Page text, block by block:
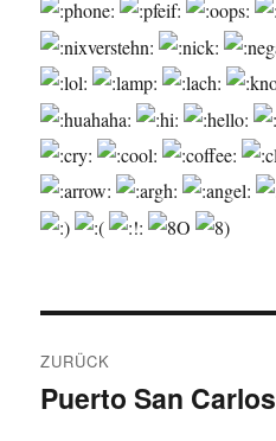
ZURÜCK
Vorheriger
Puerto San Carlos